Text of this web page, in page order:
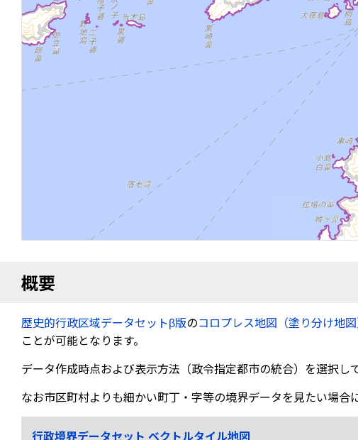
概要
歴史的行政区域データセットβ版のコロプレス地図（塗り分け地図
ことが可能となります。
データ作成時点および表示方法（政令指定都市の統合）を選択し
なお市区町村よりも細かい町丁・字等の境界データを見たい場合
行政境界データセット ベクトルタイル地図